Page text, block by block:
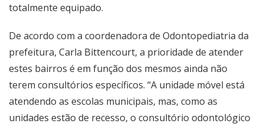
totalmente equipado.
De acordo com a coordenadora de Odontopediatria da
prefeitura, Carla Bittencourt, a prioridade de atender
estes bairros é em função dos mesmos ainda não
terem consultórios específicos. “A unidade móvel está
atendendo as escolas municipais, mas, como as
unidades estão de recesso, o consultório odontológico